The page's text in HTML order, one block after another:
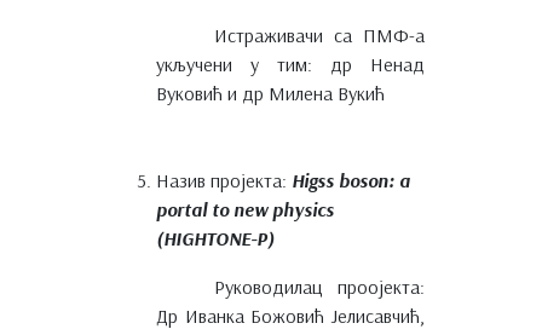
Истраживачи са ПМФ-а
укључени у тим: др Ненад
Вуковић и др Милена Вукић
Назив пројекта: Higss boson: a
portal to new physics
(HIGHTONE-P)
Руководилац проојекта:
Др Иванка Божовић Јелисавчић,